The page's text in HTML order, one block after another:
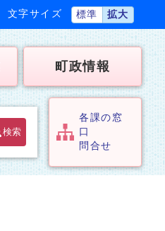
文字サイズ 標準 拡大
町政情報
検索
各課の窓
口
問合せ